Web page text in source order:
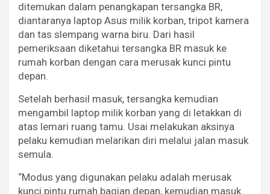
ditemukan dalam penangkapan tersangka BR,
diantaranya laptop Asus milik korban, tripot kamera
dan tas slempang warna biru. Dari hasil
pemeriksaan diketahui tersangka BR masuk ke
rumah korban dengan cara merusak kunci pintu
depan.
Setelah berhasil masuk, tersangka kemudian
mengambil laptop milik korban yang di letakkan di
atas lemari ruang tamu. Usai melakukan aksinya
pelaku kemudian melarikan diri melalui jalan masuk
semula.
“Modus yang digunakan pelaku adalah merusak
kunci pintu rumah bagian depan, kemudian masuk